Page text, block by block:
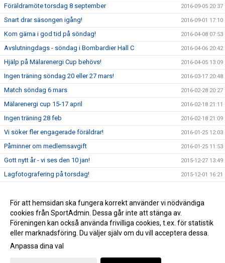
Föräldramöte torsdag 8 september 2016-09-05 20:37
Snart drar säsongen igång! 2016-09-01 17:10
Kom gärna i god tid på söndag! 2016-04-08 07:53
Avslutningdags - söndag i Bombardier Hall C 2016-04-06 20:42
Hjälp på Mälarenergi Cup behövs! 2016-04-05 13:09
Ingen träning söndag 20 eller 27 mars! 2016-03-17 20:48
Match söndag 6 mars 2016-02-28 20:27
Mälarenergi cup 15-17 april 2016-02-18 21:11
Ingen träning 28 feb 2016-02-18 21:09
Vi söker fler engagerade föräldrar! 2016-01-25 12:03
Påminner om medlemsavgift 2016-01-25 11:53
Gott nytt år - vi ses den 10 jan! 2015-12-27 13:49
Lagfotografering på torsdag! 2015-12-01 16:21
Träning idag 15.30 2015-11-15 10:49
Kommande träningar 2015-11-04 20:57
Gå till Webbversion
För att hemsidan ska fungera korrekt använder vi nödvändiga
cookies från SportAdmin. Dessa går inte att stänga av.
Föreningen kan också använda frivilliga cookies, t.ex. för statistik
eller marknadsföring. Du väljer själv om du vill acceptera dessa.
Anpassa dina val